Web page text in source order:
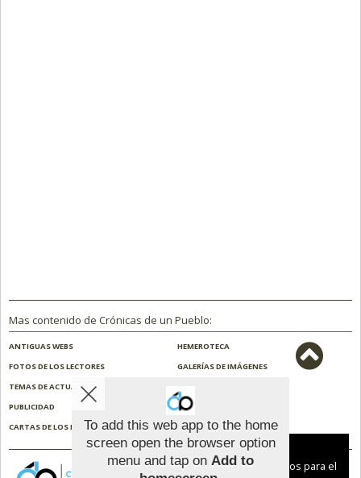
Mas contenido de Crónicas de un Pueblo:
ANTIGUAS WEBS
HEMEROTECA
FOTOS DE LOS LECTORES
GALERÍAS DE IMÁGENES
TEMAS DE ACTUALIDAD
PUBLICIDAD
CONTACTO
CARTAS DE LOS LECTORES
ENCUESTAS
Aviso sobre el Uso de cookies:
Utilizamos cookies nuestras y de terceros para el
To add this web app to the home
screen open the browser option
menu and tap on Add to